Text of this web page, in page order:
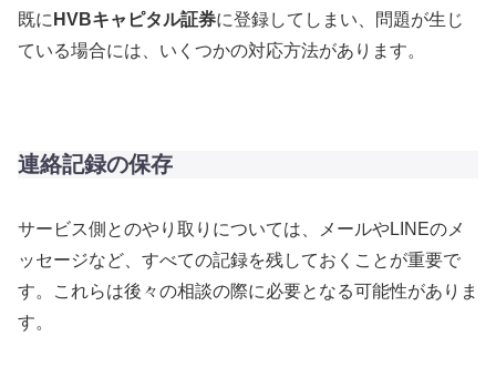
既に HVBキャピタル証券に登録してしまい、問題が生じ
ている場合には、いくつかの対応方法があります。
連絡記録の保存
サービス側とのやり取りについては、メールやLINEのメ
ッセージなど、すべての記録を残しておくことが重要で
す。これらは後々の相談の際に必要となる可能性がありま
す。